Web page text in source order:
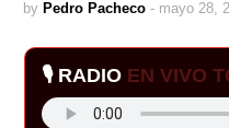
by Pedro Pacheco - mayo 28,
🎙️ RADIO EN VIVO